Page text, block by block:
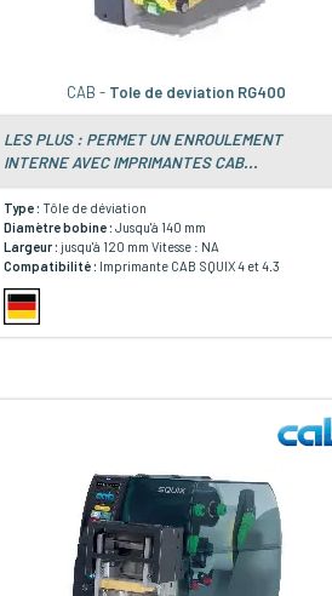
CAB - Tole de deviation RG400
LES PLUS : PERMET UN ENROULEMENT
INTERNE AVEC IMPRIMANTES CAB...
Type : Tôle de déviation
Diamètre bobine : Jusqu'à 140 mm
Largeur : jusqu'à 120 mm Vitesse : NA
Compatibilité : Imprimante CAB SQUIX 4 et 4.3